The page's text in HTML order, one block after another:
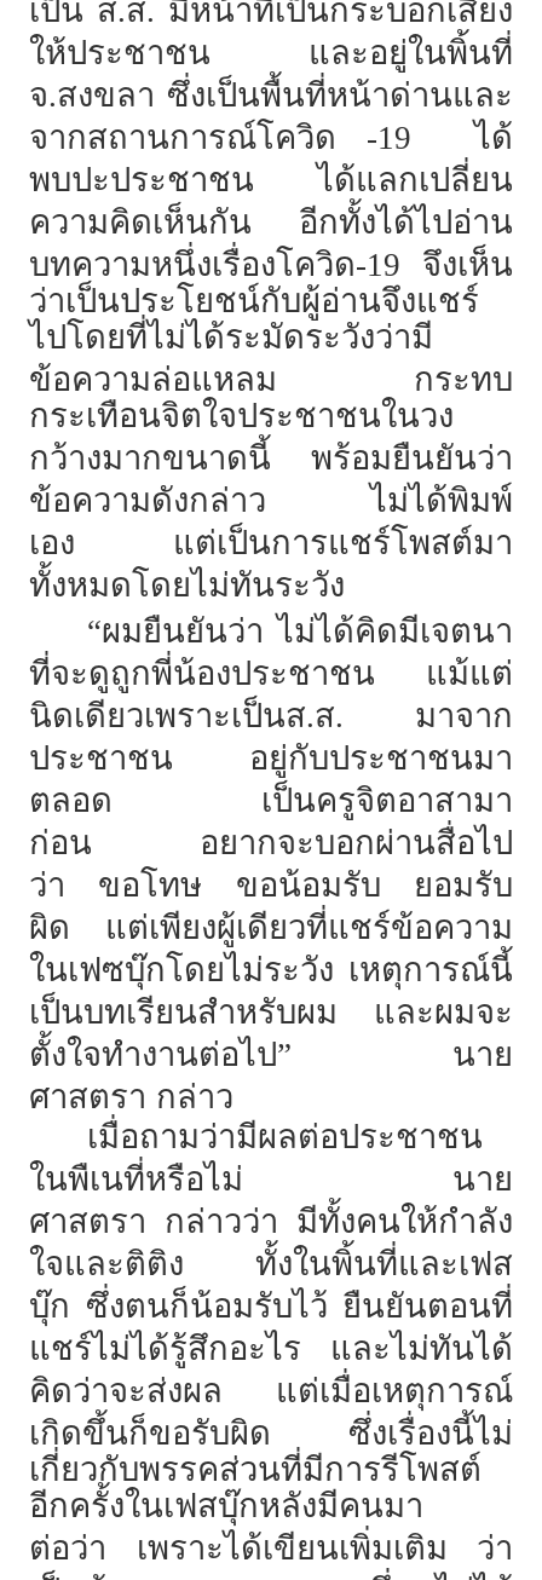
เป็น ส.ส. มีหน้าที่เป็นกระบอกเสียง
ให้ประชาชน
และอยู่ในพิ้นที่
จ.สงขลา ซึ่งเป็นพื้นที่หน้าด่านและ
จากสถานการณ์โควิด -19
ได้
พบปะประชาชน
ได้แลกเปลี่ยน
ความคิดเห็นกัน
อีกทั้งได้ไปอ่าน
บทความหนึ่งเรื่องโควิด-19
จึงเห็น
ว่าเป็นประโยชน์กับผู้อ่านจึงแชร์
ไปโดยที่ไม่ได้ระมัดระวังว่ามี
ข้อความล่อแหลม
กระทบ
กระเทือนจิตใจประชาชนในวง
กว้างมากขนาดนี้
พร้อมยืนยันว่า
ข้อความดังกล่าว
ไม่ได้พิมพ์
เอง
แต่เป็นการแชร์โพสต์มา
ทั้งหมดโดยไม่ทันระวัง
“ผมยืนยันว่า ไม่ได้คิดมีเจตนา
ที่จะดูถูกพี่น้องประชาชน
แม้แต่
นิดเดียวเพราะเป็นส.ส.
มาจาก
ประชาชน
อยู่กับประชาชนมา
ตลอด
เป็นครูจิตอาสามา
ก่อน
อยากจะบอกผ่านสื่อไป
ว่า
ขอโทษ ขอน้อมรับ
ยอมรับ
ผิด
แต่เพียงผู้เดียวที่แชร์ข้อความ
ในเฟซบุ๊กโดยไม่ระวัง เหตุการณ์นี้
เป็นบทเรียนสำหรับผม
และผมจะ
ตั้งใจทำงานต่อไป”
นาย
ศาสตรา กล่าว
เมื่อถามว่ามีผลต่อประชาชน
ในพืเนที่หรือไม่
นาย
ศาสตรา กล่าวว่า มีทั้งคนให้กำลัง
ใจและติติง
ทั้งในพิ้นที่และเฟส
บุ๊ก ซึ่งตนก็น้อมรับไว้ ยืนยันตอนที่
แชร์ไม่ได้รู้สึกอะไร
และไม่ทันได้
คิดว่าจะส่งผล
แต่เมื่อเหตุการณ์
เกิดขึ้นก็ขอรับผิด
ซึ่งเรื่องนี้ไม่
เกี่ยวกับพรรคส่วนที่มีการรีโพสต์
อีกครั้งในเฟสบุ๊กหลังมีคนมา
ต่อว่า
เพราะได้เขียนเพิ่มเติม
ว่า